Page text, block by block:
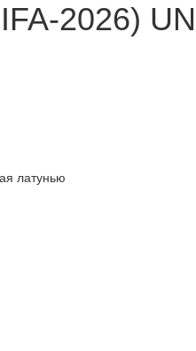
2026)
латунью